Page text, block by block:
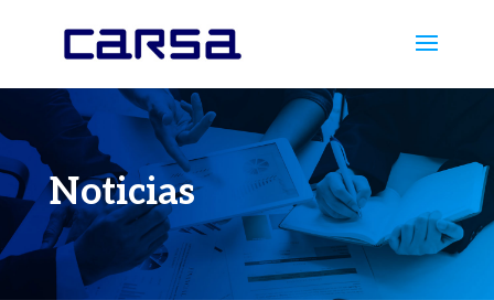
Noticias